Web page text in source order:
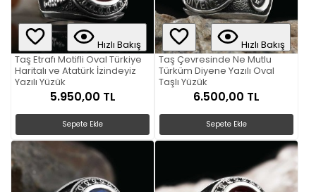
Hızlı Bakış
Taş Etrafı Motifli Oval Türkiye
Haritalı ve Atatürk İzindeyiz
Yazılı Yüzük
5.950,00 TL
Sepete Ekle
Hızlı Bakış
Taş Çevresinde Ne Mutlu
Türküm Diyene Yazılı Oval
Taşlı Yüzük
6.500,00 TL
Sepete Ekle